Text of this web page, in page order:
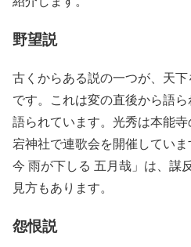
野望説
古くからある説の一つが、天
です。これは変の直後から語
語られています。光秀は本能
宕神社で連歌会を開催してい
今 雨が下しる 五月哉」は、謀
見方もあります。
怨恨説